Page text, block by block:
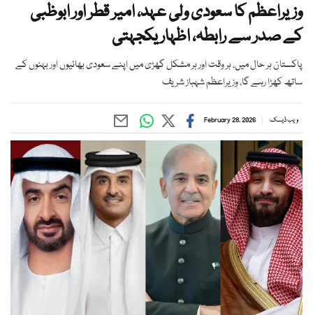
وزیراعظم کا سعودی ولی عہد، امیر قطر اور ابوظبی
کے صدر سے رابطہ، اظہار یکجہتی
پاکستان ہر حال میں، ہر وقت اور ہر مشکل گھڑی میں اپنے سعودی بھائیوں اور بہنوں کے
ساتھ کھڑا رہے گا، وزیراعظم شہباز شریف
ویب ڈیسک February 28, 2026